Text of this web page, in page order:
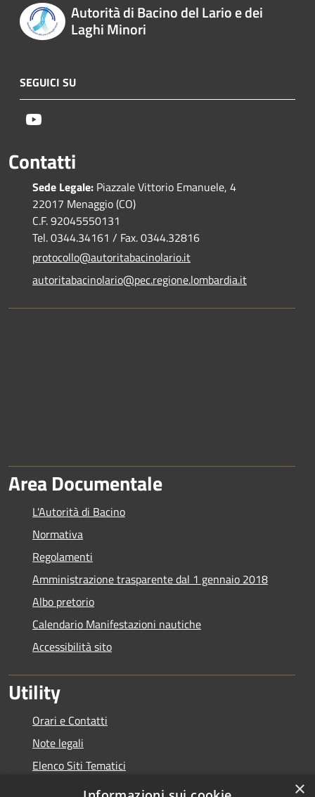
Autorità di Bacino del Lario e dei
Laghi Minori
SEGUICI SU
Contatti
Sede Legale: Piazzale Vittorio Emanuele, 4
22017 Menaggio (CO)
C.F. 92045550131
Tel. 0344.34161 / Fax. 0344.32816
protocollo@autoritabacinolario.it
autoritabacinolario@pec.regione.lombardia.it
Area Documentale
L'Autorità di Bacino
Normativa
Regolamenti
Amministrazione trasparente dal 1 gennaio 2018
Albo pretorio
Calendario Manifestazioni nautiche
Accessibilità sito
Utility
Orari e Contatti
Note legali
Elenco Siti Tematici
×